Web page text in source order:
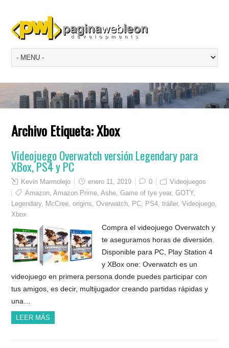
Archivo Etiqueta:Xbox
Videojuego Overwatch versión Legendary para
XBox, PS4 y PC
Kevin Marmolejo enero 11, 2019 0
Videojuegos
Amazon ,Amazon Prime ,Ashe ,Game of tye year,GOTY,
Legendary, McCree ,origins ,Overwatch PC PS4 ,tráiler,Videojuego
Xbox
Compra el videojuego Overwatch y
te aseguramos horas de diversión.
Disponible para PC, Play Station 4
y XBox one: Overwatch es un
videojuego en primera persona donde puedes participar con
tus amigos, es decir, multijugador creando partidas rápidas y
una…
LEER MÁS